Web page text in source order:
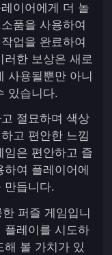
이어에게 더 놀
품을 사용하여
업을 완료하여
한 보상은 새로
사용될뿐만 아니
있습니다.
절묘하며 색상
고 편안한 느낌
임은 편안하고 즐
여 플레이어에
만듭니다.
퍼즐 게임입니
플레이를 시도하
해 볼 가치가 있